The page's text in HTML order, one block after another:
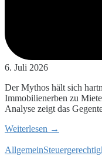
6. Juli 2026
Der Mythos hält sich
Immobilienerben zu
Analyse zeigt das
Weiterlesen →
Allgemein